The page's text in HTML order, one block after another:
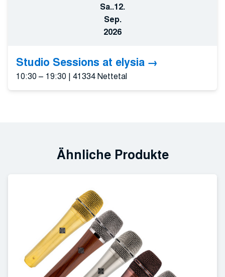
Sa..12.
Sep.
2026
Studio Sessions at elysia
10:30 – 19:30 | 41334 Nettetal
Ähnliche Produkte